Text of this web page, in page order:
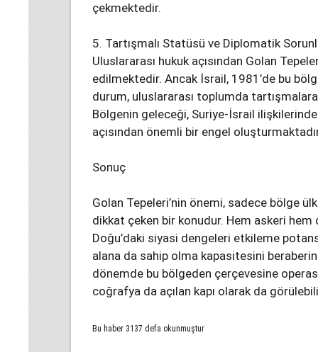
çekmektedir.
5. Tartışmalı Statüsü ve Diplomatik
Uluslararası hukuk açısından Golan
edilmektedir. Ancak İsrail, 1981’de bu
durum, uluslararası toplumda
Bölgenin geleceği, Suriye-İsrail
açısından önemli bir engel
Sonuç
Golan Tepeleri’nin önemi, sadece bölge
dikkat çeken bir konudur. Hem askeri hem
Doğu’daki siyasi dengeleri etkileme
alana da sahip olma kapasitesini
dönemde bu bölgeden çerçevesine
coğrafya da açılan kapı olarak da
Bu haber 3137 defa okunmuştur